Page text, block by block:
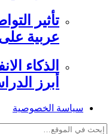
تأثير
عربية
الذكاء
أبرز
سياسة الخصوصية